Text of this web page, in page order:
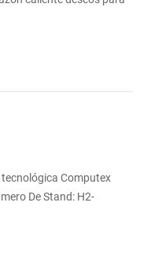
Computex
De Stand: H2-
Zayed Road, PO